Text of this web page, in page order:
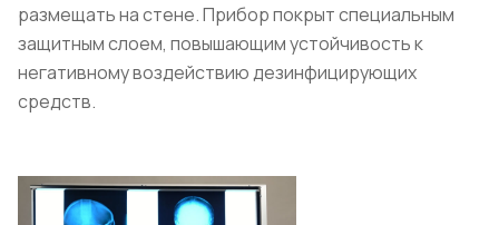
размещать на стене. Прибор покрыт специальным
защитным слоем, повышающим устойчивость к
негативному воздействию дезинфицирующих
средств.